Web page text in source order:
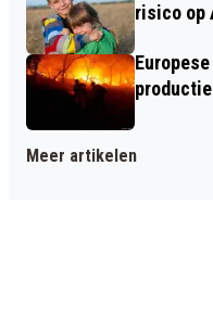
risico op
Meer artikelen